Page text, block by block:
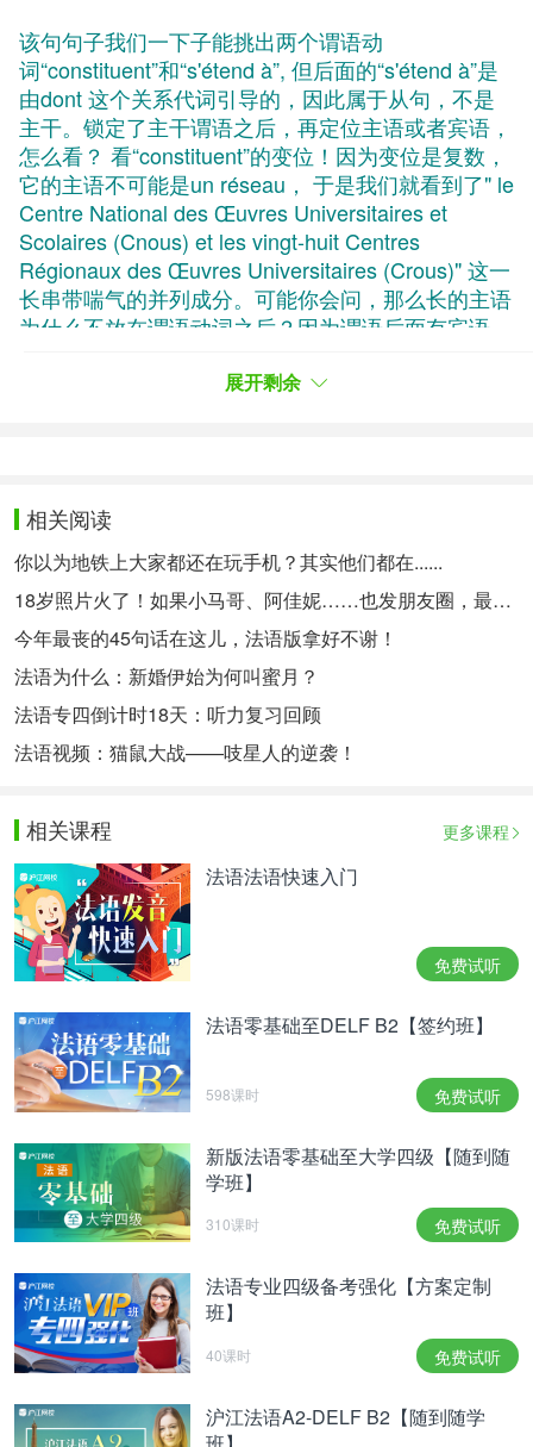
该句句子我们一下子能挑出两个谓语动
词“constituent”和“s'étend à”, 但后面的“s'étend à”是
由dont 这个关系代词引导的，因此属于从句，不是
主干。锁定了主干谓语之后，再定位主语或者宾语，
怎么看？ 看“constituent”的变位！因为变位是复数，
它的主语不可能是un réseau， 于是我们就看到了" le
Centre National des Œuvres Universitaires et
Scolaires (Cnous) et les vingt-huit Centres
Régionaux des Œuvres Universitaires (Crous)" 这一
长串带喘气的并列成分。可能你会问，那么长的主语
为什么不放在谓语动词之后？因为谓语后面有宾语
（三）
Le 11 novembre 2014 : inauguration du Mémorial
international de Notre-Dame-de-Lorette, où les
noms des 600 000 hommes tombés sur les champs
de bataille du Nord/Pas de Calais seront inscrits par
ordre alphabétique, sans distinction de nationalité,
afin de rendre hommage à tous les combattants de
la Première Guerre mondiale.（选自2014专四阅
该句句子中能找出的谓语动词是“seront inscrit”，相
应的主语也很容易找到对吗？不过要注意它们都是由
où 这个关系代词引导的，因此我们说这是一句从
句。句子的主干里有时并没有谓语！为森摸？怎么能
没有谓语？！！因为谓语动词化成了名词的模样
inaugurer → inauguration。
经过以上的小训练，最后让大家自己小试牛刀一下！
来看2016年的专四阅读选句：
fermée par une belle grille du XVIIIe siècle et
dominée au fond par une façade monumentale de
l'époque de Louis XVI. Dans le bâtiment de droite
se trouve l'immense salle des Pas-Perdus, centre
de la vie judiciaire, qui a remplacé l'ancienne
Grande Salle.
你能找到它的主干吗？相信已经很简单了吧~
除了多练多写之外，同学们还可以来参加沪江法语专
展开剩余
相关阅读
你以为地铁上大家都还在玩手机？其实他们都在......
18岁照片火了！如果小马哥、阿佳妮……也发朋友圈，最后一位差点认不出来
今年最丧的45句话在这儿，法语版拿好不谢！
法语为什么：新婚伊始为何叫蜜月？
法语专四倒计时18天：听力复习回顾
法语视频：猫鼠大战——吱星人的逆袭！
相关课程 更多课程
法语法语快速入门
免费试听
法语零基础至DELF B2【签约班】
598课时 免费试听
新版法语零基础至大学四级【随到随
学班】
310课时 免费试听
法语专业四级备考强化【方案定制
班】
40课时 免费试听
沪江法语A2-DELF B2【随到随学